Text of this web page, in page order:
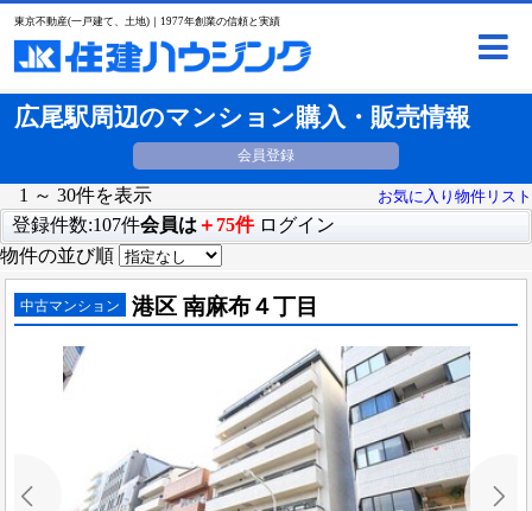
東京不動産(一戸建て、土地)｜1977年創業の信頼と実績
広尾駅周辺のマンション購入・販売情報
会員登録
1 ～ 30件を表示 お気に入り物件リスト
登録件数:107件会員は ＋75件 ログイン
物件の並び順
中古マンション 港区 南麻布４丁目